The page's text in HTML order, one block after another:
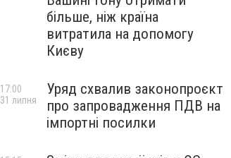
більше, ніж країна
витратила на допомогу
Києву
Уряд схвалив законопроєкт
про запровадження ПДВ на
імпортні посилки
17:00
31 липня